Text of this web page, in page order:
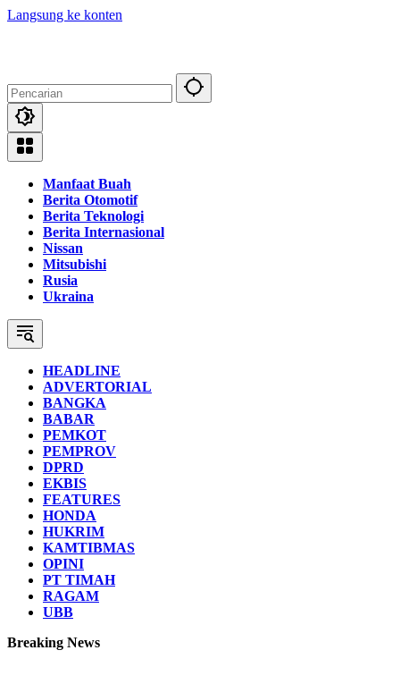
Langsung ke konten
Manfaat Buah
Berita Otomotif
Berita Teknologi
Berita Internasional
Nissan
Mitsubishi
Rusia
Ukraina
HEADLINE
ADVERTORIAL
BANGKA
BABAR
PEMKOT
PEMPROV
DPRD
EKBIS
FEATURES
HONDA
HUKRIM
KAMTIBMAS
OPINI
PT TIMAH
RAGAM
UBB
Breaking News